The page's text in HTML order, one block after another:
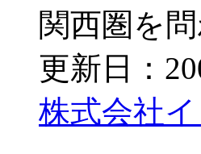
関西圏を
更新日：
株式会社